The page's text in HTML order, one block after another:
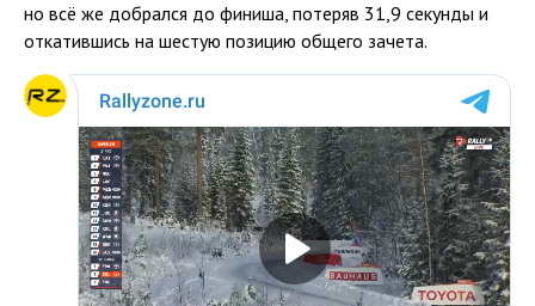
но всё же добрался до финиша, потеряв 31,9 секунды и
откатившись на шестую позицию общего зачета.